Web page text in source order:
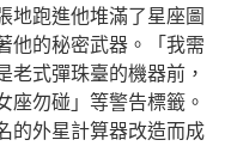
地跑進他堆滿了星座圖
他的秘密武器。「我需
老式彈珠臺的機器前，
座勿碰」等警告標籤。
的外星計算器改造而成